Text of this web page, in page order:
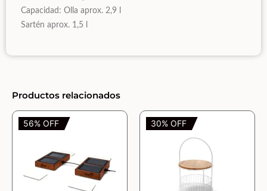
Capacidad: Olla aprox. 2,9 l
Sartén aprox. 1,5 l
Productos relacionados
56% OFF 30% OFF